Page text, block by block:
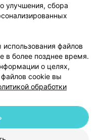
Способы оплаты
cookie
данных
улучшения, сбора
файлов
в более позднее время.
о целях,
cookie вы
обработки